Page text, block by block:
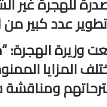
عدد كبير من
وزيرة
المزايا
ومناقشة